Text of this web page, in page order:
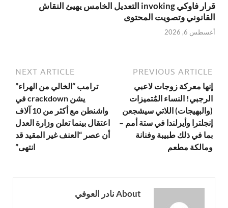
قرار فاوكي invoking التعديل الخامس يهيئ النقاش
القانوني وتصويت المحتوى
أغسطس 6, 2026
PREVIOUS ARTICLE
إنها معركة زوجات لاعبي
الرجبي! النساء المُتميزات
(والبهيجات) اللاتي سيشجعن
إنجلترا وأيرلندا في ستة أمم –
بما في ذلك طبيبة وفنانة
ومالكة مطعم
NEXT ARTICLE
ترامب “الخالي من الهراء”
يشن crackdown في
واشنطن مع أكثر من 10 آلاف
اعتقال بينما تعلن وزارة العدل
أن عصر “العنف غير المقيد قد
انتهى”
About نادر العوفي